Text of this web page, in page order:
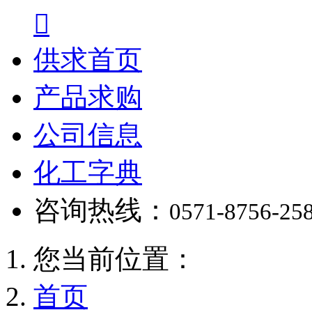

供求首页
产品求购
公司信息
化工字典
咨询热线： 0571-8756-
您当前位置：
首页